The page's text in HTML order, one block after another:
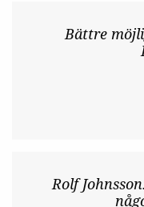
Bättre
Rolf